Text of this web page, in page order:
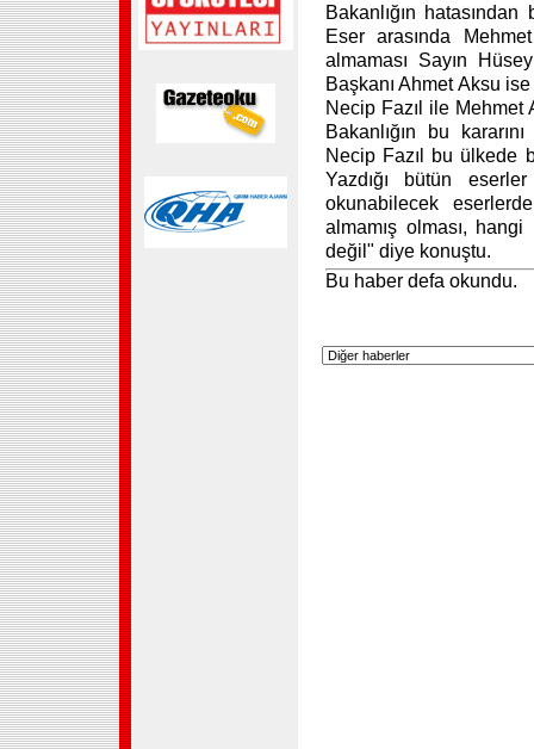
Bakanlığın
Eser arasında
almaması Sayın
Başkanı Ahmet Aksu
Necip Fazıl ile Mehmet
Bakanlığın bu
Necip Fazıl bu ülkede
Yazdığı bütün
okunabilecek
almamış olması, hangi
değil" diye konuştu.
Bu haber defa okundu.